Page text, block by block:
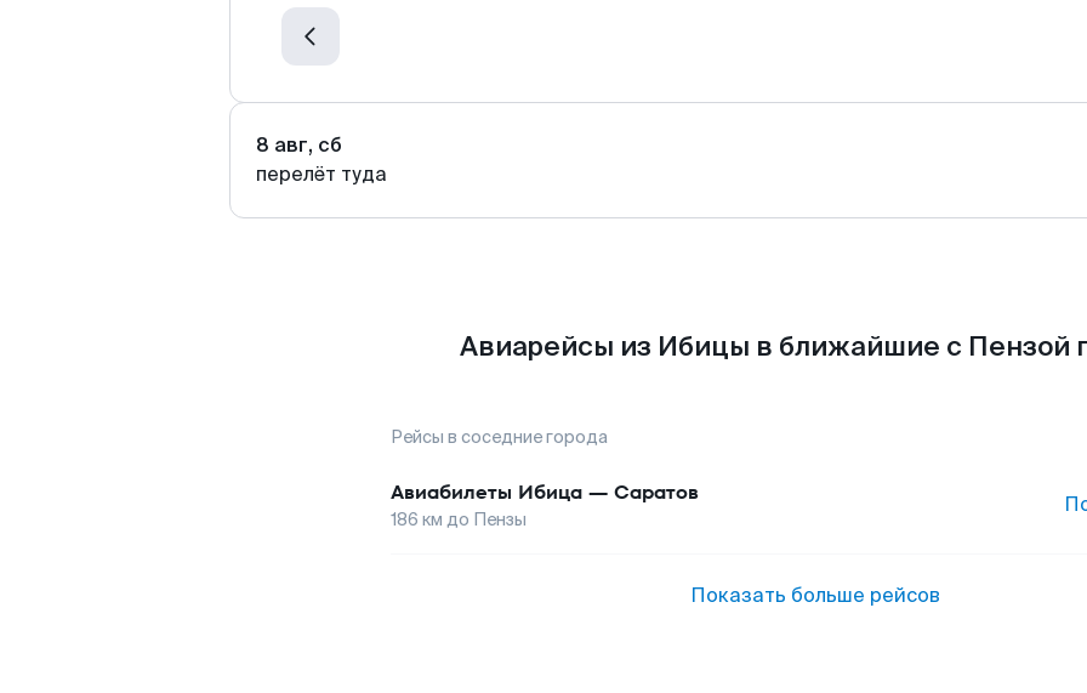
8 авг, сб
перелёт туда
Авиарейсы из Ибицы в ближайшие с Пензой
Рейсы в соседние города
Авиабилеты Ибица — Саратов
186 км до Пензы
Показать больше рейсов